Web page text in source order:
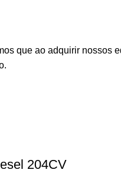
que ao adquirir
204CV